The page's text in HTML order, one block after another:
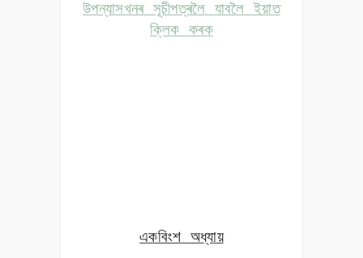
উপন্যাসখনৰ সূচীপত্ৰলৈ যাবলৈ ইয়াত
ক্লিক কৰক
একবিংশ অধ্যায়